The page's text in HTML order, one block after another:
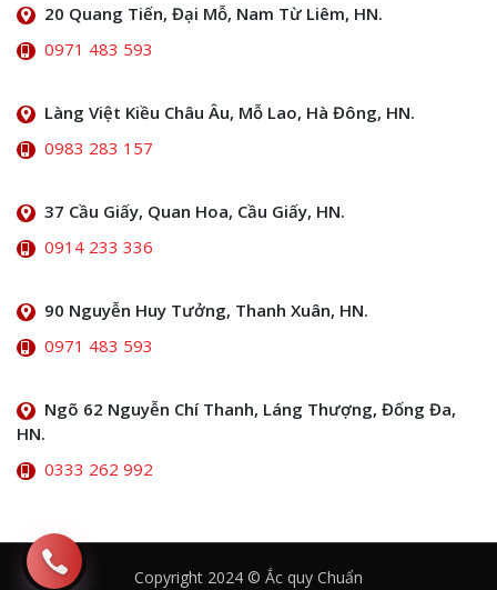
20 Quang Tiến, Đại Mỗ, Nam Từ Liêm, HN.
0971 483 593
Làng Việt Kiều Châu Âu, Mỗ Lao, Hà Đông, HN.
0983 283 157
37 Cầu Giấy, Quan Hoa, Cầu Giấy, HN.
0914 233 336
90 Nguyễn Huy Tưởng, Thanh Xuân, HN.
0971 483 593
Ngõ 62 Nguyễn Chí Thanh, Láng Thượng, Đống Đa,
HN.
0333 262 992
Copyright 2024 © Ắc quy Chuẩn